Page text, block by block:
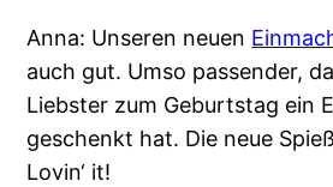
Anna: Unseren neuen
auch gut. Umso passender,
Liebster zum Geburtstag ein
geschenkt hat. Die neue
Lovin‘ it!